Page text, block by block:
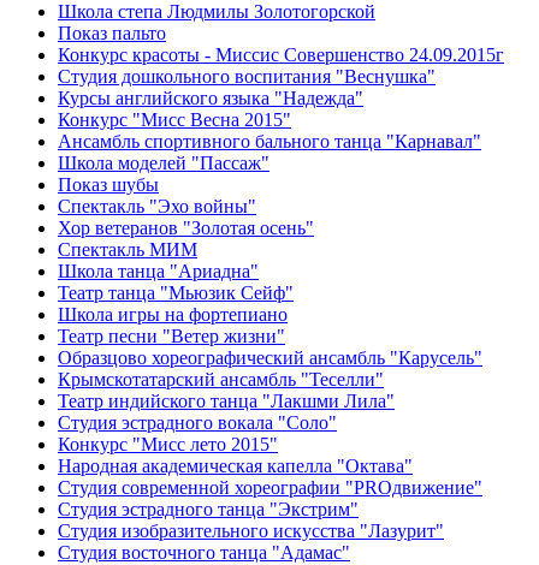
Школа степа Людмилы Золотогорской
Показ пальто
Конкурс красоты - Миссис Совершенство 24.09.2015г
Студия дошкольного воспитания "Веснушка"
Курсы английского языка "Надежда"
Конкурс "Мисс Весна 2015"
Ансамбль спортивного бального танца "Карнавал"
Школа моделей "Пассаж"
Показ шубы
Спектакль "Эхо войны"
Хор ветеранов "Золотая осень"
Спектакль МИМ
Школа танца "Ариадна"
Театр танца "Мьюзик Сейф"
Школа игры на фортепиано
Театр песни "Ветер жизни"
Образцово хореографический ансамбль "Карусель"
Крымскотатарский ансамбль "Теселли"
Театр индийского танца "Лакшми Лила"
Студия эстрадного вокала "Соло"
Конкурс "Мисс лето 2015"
Народная академическая капелла "Октава"
Студия современной хореографии "PROдвижение"
Студия эстрадного танца "Экстрим"
Студия изобразительного искусства "Лазурит"
Студия восточного танца "Адамас"